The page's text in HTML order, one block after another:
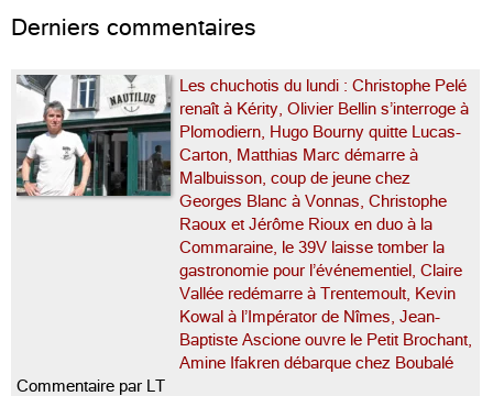
Derniers commentaires
Les chuchotis du lundi : Christophe Pelé
renaît à Kérity, Olivier Bellin s’interroge à
Plomodiern, Hugo Bourny quitte Lucas-
Carton, Matthias Marc démarre à
Malbuisson, coup de jeune chez
Georges Blanc à Vonnas, Christophe
Raoux et Jérôme Rioux en duo à la
Commaraine, le 39V laisse tomber la
gastronomie pour l’événementiel, Claire
Vallée redémarre à Trentemoult, Kevin
Kowal à l’Impérator de Nîmes, Jean-
Baptiste Ascione ouvre le Petit Brochant,
Amine Ifakren débarque chez Boubalé
Commentaire par LT